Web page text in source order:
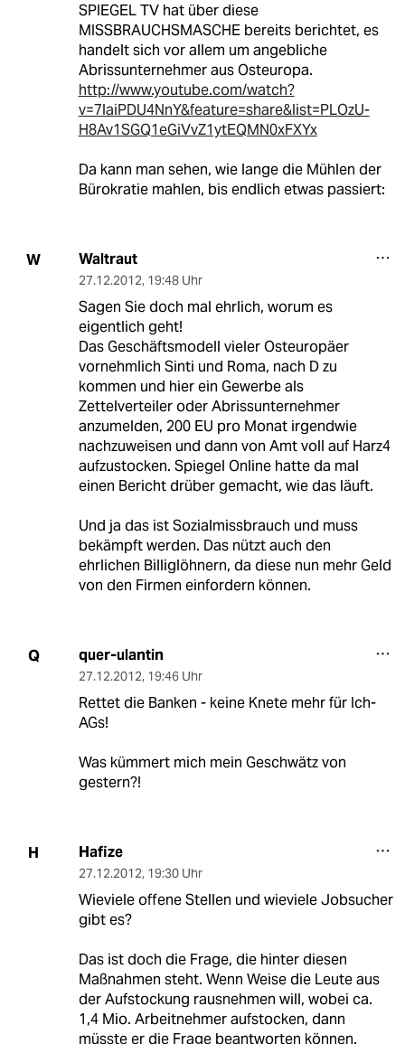
SPIEGEL TV hat über diese
MISSBRAUCHSMASCHE bereits berichtet, es
handelt sich vor allem um angebliche
Abrissunternehmer aus Osteuropa.
http://www.youtube.com/watch?
v=7laiPDU4NnY&feature=share&list=PLOzU-
H8Av1SGQ1eGiVvZ1ytEQMN0xFXYx
Da kann man sehen, wie lange die Mühlen der
Bürokratie mahlen, bis endlich etwas passiert:
W Waltraut
27.12.2012, 19:48 Uhr
Sagen Sie doch mal ehrlich, worum es
eigentlich geht!
Das Geschäftsmodell vieler Osteuropäer
vornehmlich Sinti und Roma, nach D zu
kommen und hier ein Gewerbe als
Zettelverteiler oder Abrissunternehmer
anzumelden, 200 EU pro Monat irgendwie
nachzuweisen und dann von Amt voll auf Harz4
aufzustocken. Spiegel Online hatte da mal
einen Bericht drüber gemacht, wie das läuft.
Und ja das ist Sozialmissbrauch und muss
bekämpft werden. Das nützt auch den
ehrlichen Billiglöhnern, da diese nun mehr Geld
von den Firmen einfordern können.
Q quer-ulantin
27.12.2012, 19:46 Uhr
Rettet die Banken - keine Knete mehr für Ich-
AGs!
Was kümmert mich mein Geschwätz von
gestern?!
H Hafize
27.12.2012, 19:30 Uhr
Wieviele offene Stellen und wieviele Jobsucher
gibt es?
Das ist doch die Frage, die hinter diesen
Maßnahmen steht. Wenn Weise die Leute aus
der Aufstockung rausnehmen will, wobei ca.
1,4 Mio. Arbeitnehmer aufstocken, dann
müsste er die Frage beantworten können.